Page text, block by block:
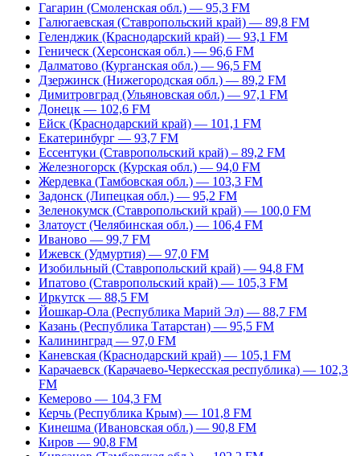
Гагарин (Смоленская обл.) — 95,3 FM
Галюгаевская (Ставропольский край) — 89,8 FM
Геленджик (Краснодарский край) — 93,1 FM
Геническ (Херсонская обл.) — 96,6 FM
Далматово (Курганская обл.) — 96,5 FM
Дзержинск (Нижегородская обл.) — 89,2 FM
Димитровград (Ульяновская обл.) — 97,1 FM
Донецк — 102,6 FM
Ейск (Краснодарский край) — 101,1 FM
Екатеринбург — 93,7 FM
Ессентуки (Ставропольский край) – 89,2 FM
Железногорск (Курская обл.) — 94,0 FM
Жердевка (Тамбовская обл.) — 103,3 FM
Задонск (Липецкая обл.) — 95,2 FM
Зеленокумск (Ставропольский край) — 100,0 FM
Златоуст (Челябинская обл.) — 106,4 FM
Иваново — 99,7 FM
Ижевск (Удмуртия) — 97,0 FM
Изобильный (Ставропольский край) — 94,8 FM
Ипатово (Ставропольский край) — 105,3 FM
Иркутск — 88,5 FM
Йошкар-Ола (Республика Марий Эл) — 88,7 FM
Казань (Республика Татарстан) — 95,5 FM
Калининград — 97,0 FM
Каневская (Краснодарский край) — 105,1 FM
Карачаевск (Карачаево-Черкесская республика) — 102,3
FM
Кемерово — 104,3 FM
Керчь (Республика Крым) — 101,8 FM
Кинешма (Ивановская обл.) — 90,8 FM
Киров — 90,8 FM